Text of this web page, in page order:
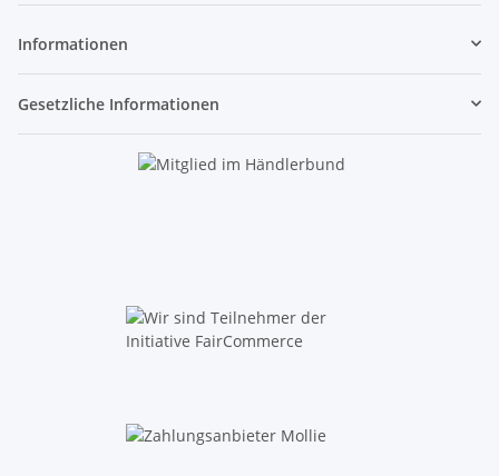
Informationen
Gesetzliche Informationen